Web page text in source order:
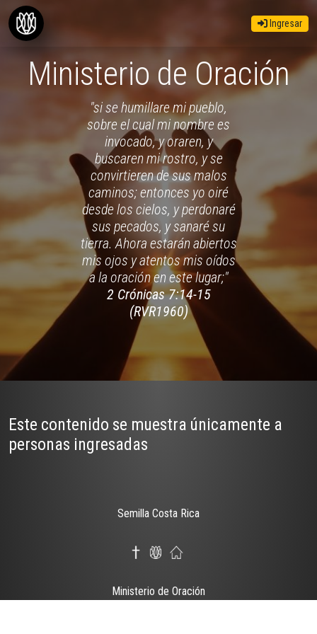
Ingresar
Ministerio de Oración
"si se humillare mi pueblo,
sobre el cual mi nombre es
invocado, y oraren, y
buscaren mi rostro, y se
convirtieren de sus malos
caminos; entonces yo oiré
desde los cielos, y perdonaré
sus pecados, y sanaré su
tierra. Ahora estarán abiertos
mis ojos y atentos mis oídos
a la oración en este lugar;"
2 Crónicas 7:14-15
(RVR1960)
Este contenido se muestra únicamente a
personas ingresadas
Semilla Costa Rica
Ministerio de Oración